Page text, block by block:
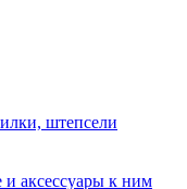
штепсели
аксессуары к ним